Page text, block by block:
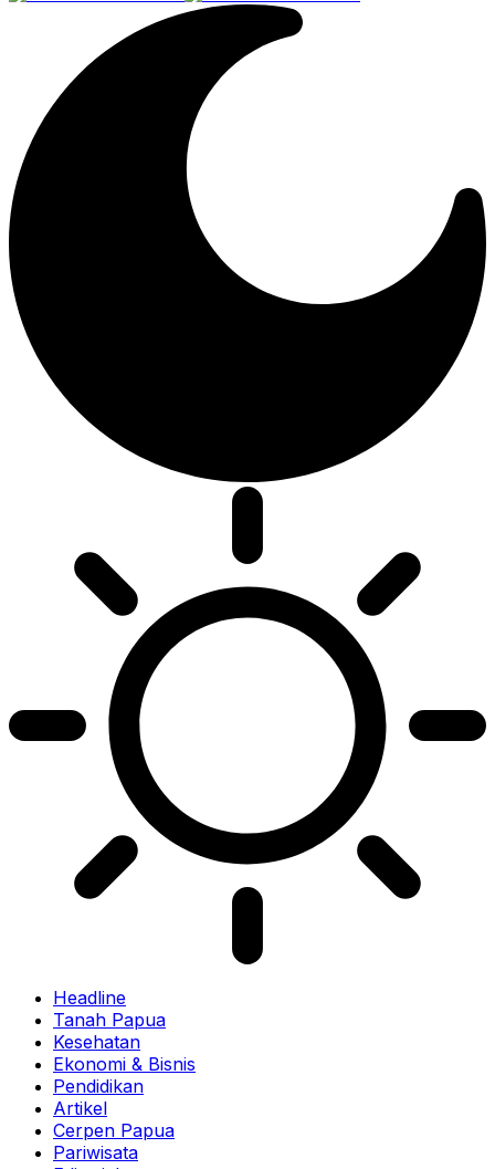
Headline
Tanah Papua
Kesehatan
Ekonomi & Bisnis
Pendidikan
Artikel
Cerpen Papua
Pariwisata